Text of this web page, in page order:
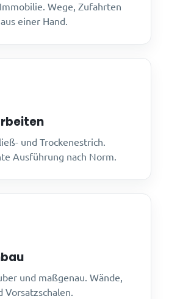
Wege, Zufahrten
einer Hand.
und Trockenestrich.
Ausführung nach Norm.
und maßgenau. Wände,
Vorsatzschalen.